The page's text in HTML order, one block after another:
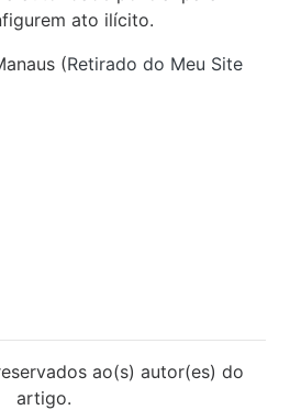
ato ilícito.
(Retirado do Meu Site
ao(s) autor(es) do
artigo.